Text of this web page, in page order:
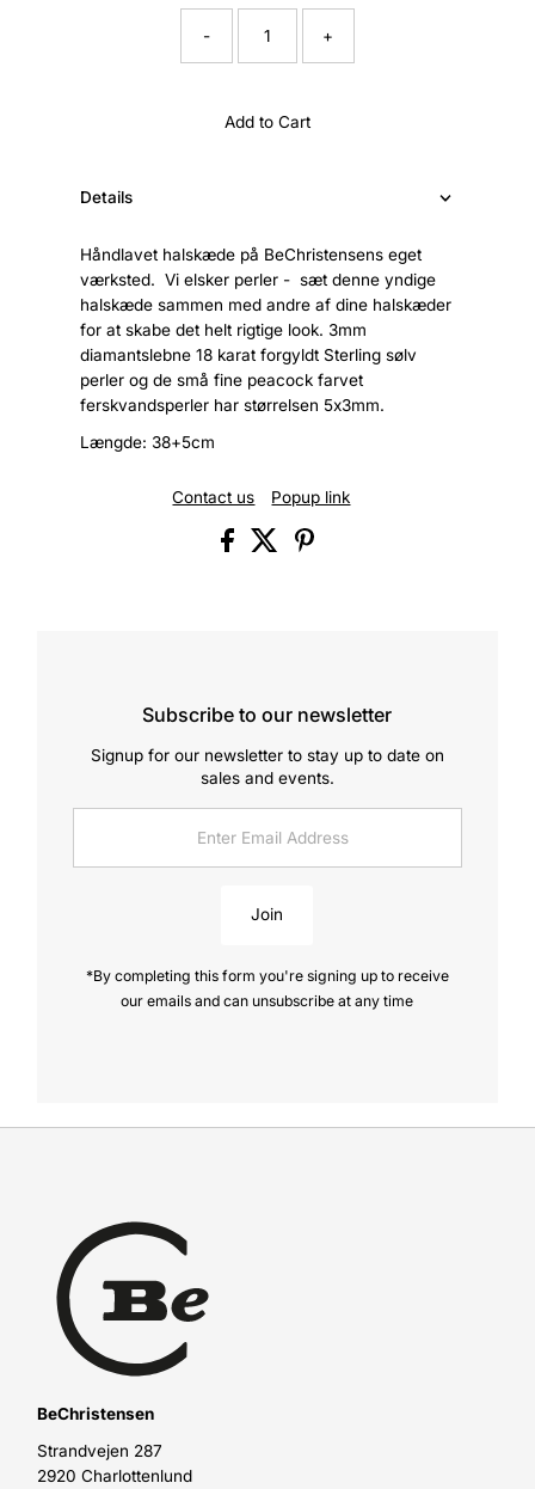
- +
Add to Cart
Details
Håndlavet halskæde på BeChristensens eget
værksted. Vi elsker perler - sæt denne yndige
halskæde sammen med andre af dine halskæder
for at skabe det helt rigtige look. 3mm
diamantslebne 18 karat forgyldt Sterling sølv
perler og de små fine peacock farvet
ferskvandsperler har størrelsen 5x3mm.
Længde: 38+5cm
Contact us Popup link
Subscribe to our newsletter
Signup for our newsletter to stay up to date on
sales and events.
Address
Join
*By completing this form you're signing up to receive
our emails and can unsubscribe at any time
BeChristensen
Strandvejen 287
2920 Charlottenlund